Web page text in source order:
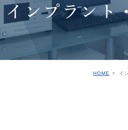
思い
インプラントへの思い
ース型矯正装置（イン
ン）への思い
セラミック治療
無菌化根管治療
インプラント
インプラント
HOME イ